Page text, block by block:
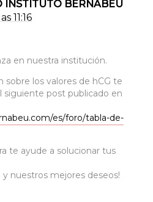
INSTITUTO BERNABEU
11:16
en nuestra institución.
sobre los valores de hCG te
siguiente post publicado en
es/foro/tabla-de-
te ayude a solucionar tus
y nuestros mejores deseos!